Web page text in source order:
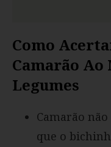
Como
Camarão Ao
Legumes
Camarão
que o